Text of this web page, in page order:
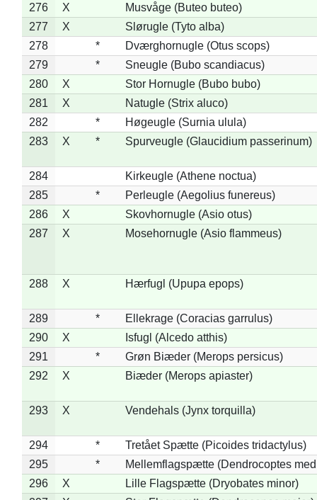
276
X
Musvåge (Buteo buteo)
277
X
Slørugle (Tyto alba)
278
*
Dværghornugle (Otus scops)
279
*
Sneugle (Bubo scandiacus)
280
X
Stor Hornugle (Bubo bubo)
281
X
Natugle (Strix aluco)
282
*
Høgeugle (Surnia ulula)
283
X * Spurveugle (Glaucidium passerinum)
284
Kirkeugle (Athene noctua)
285
*
Perleugle (Aegolius funereus)
286
X
Skovhornugle (Asio otus)
287
X Mosehornugle (Asio flammeus)
288 X Hærfugl (Upupa epops)
289 *
Ellekrage (Coracias garrulus)
290
X
Isfugl (Alcedo atthis)
291
*
Grøn Biæder (Merops persicus)
292
X Biæder (Merops apiaster)
293 X Vendehals (Jynx torquilla)
294 *
Tretået Spætte (Picoides tridactylus)
295
*
Mellemflagspætte (Dendrocoptes
296
X
Lille Flagspætte (Dryobates minor)